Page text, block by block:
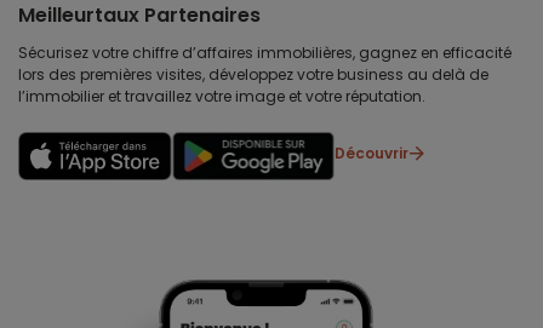
Meilleurtaux Partenaires
Sécurisez votre chiffre d’affaires immobilières, gagnez en efficacité
lors des premières visites, développez votre business au delà de
l’immobilier et travaillez votre image et votre réputation.
Découvrir